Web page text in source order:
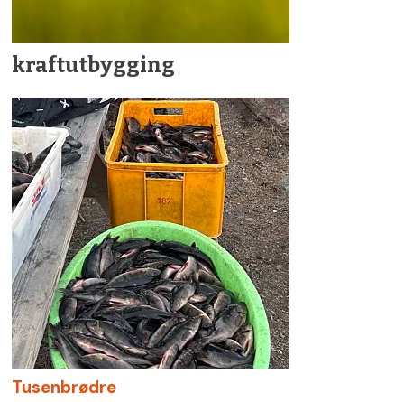
kraftutbygging
Tusenbrødre